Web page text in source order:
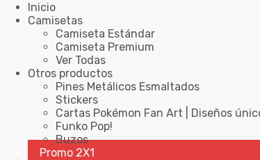
Inicio
Camisetas
Camiseta Estándar
Camiseta Premium
Ver Todas
Otros productos
Pines Metálicos Esmaltados
Stickers
Cartas Pokémon Fan Art | Diseños
Funko Pop!
Buzos
Promo 2X1